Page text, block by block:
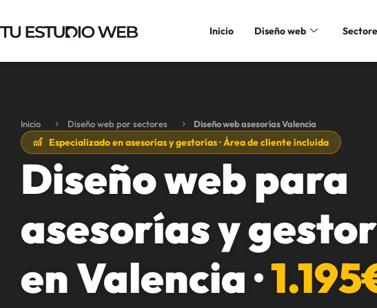
Inicio Diseño web
Inicio Diseño web por sectores Diseño web asesorías Valencia
Especializado en asesorías y gestorías · Área de cliente incluida
Diseño web para
asesorías y
en Valencia ·